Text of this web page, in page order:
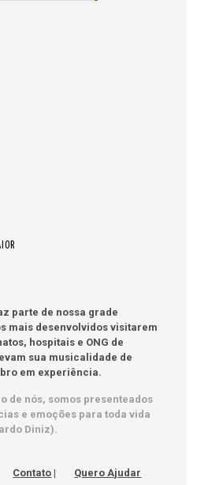
parte de nossa grade
mais desenvolvidos visitarem
hospitais e ONG de
sua musicalidade de
em experiência.
de nós, somos presenteados
e emoções para toda vida
Diniz).
Contato | Quero Ajudar